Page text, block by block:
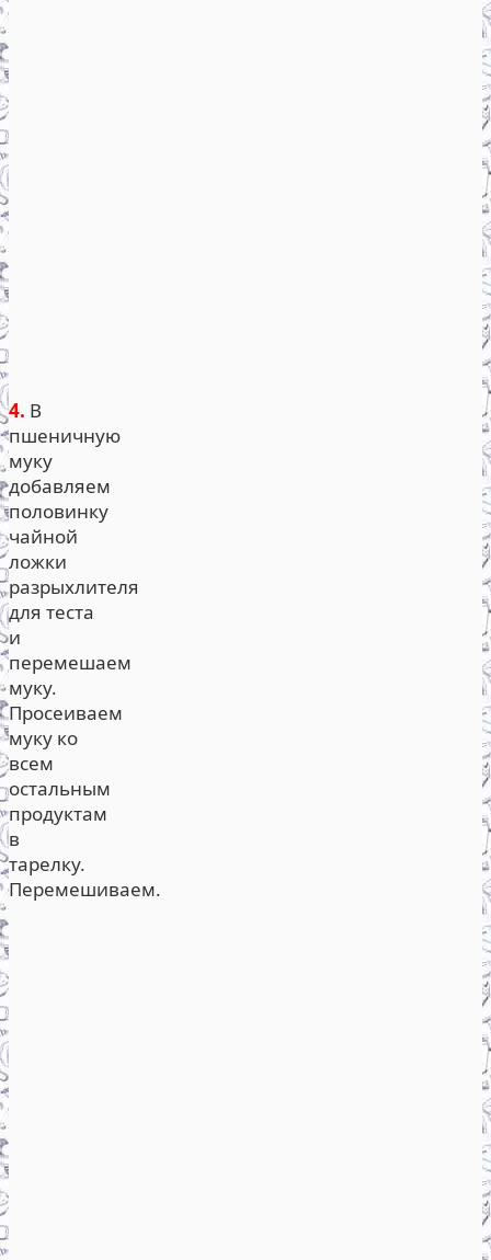
4. В
пшеничную
муку
добавляем
половинку
чайной
ложки
разрыхлителя
для теста
и
перемешаем
муку.
Просеиваем
муку ко
всем
остальным
продуктам
в
тарелку.
Перемешиваем.